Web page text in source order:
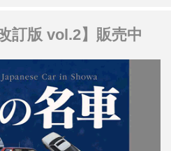
訂版 vol.2】販売中